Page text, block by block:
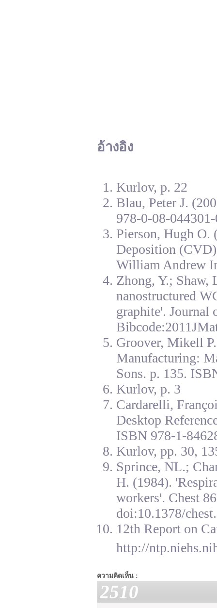
อ้างอิง
Kurlov, p. 22
Blau, Peter J.
978-0-08-
Pierson, Hugh O.
Deposition
William Andrew
Zhong, Y.; Shaw,
nanostructured
graphite'. Journal
Groover, Mikell
Manufacturing:
Sons. p. 135.
Kurlov, p. 3
Cardarelli,
Desktop
ISBN 978-1-
Kurlov, pp. 30,
Sprince, NL.;
H. (1984).
workers'. Chest
doi:10.1378/
12th Report on
http://
ความคิดเห็น :
2510